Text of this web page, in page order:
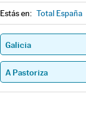
Estás en: Total España